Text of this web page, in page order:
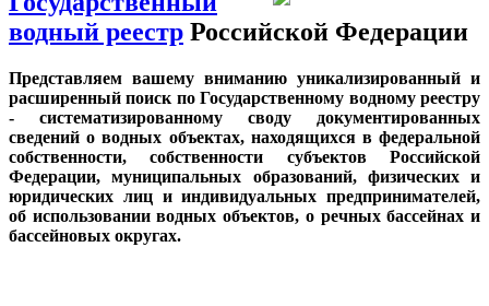
водный реестр Российской Федерации
Представляем вашему вниманию уникализированный и
расширенный поиск по Государственному водному реестру
- систематизированному своду документированных
сведений о водных объектах, находящихся в федеральной
собственности, собственности субъектов Российской
Федерации, муниципальных образований, физических и
юридических лиц и индивидуальных предпринимателей,
об использовании водных объектов, о речных бассейнах и
бассейновых округах.